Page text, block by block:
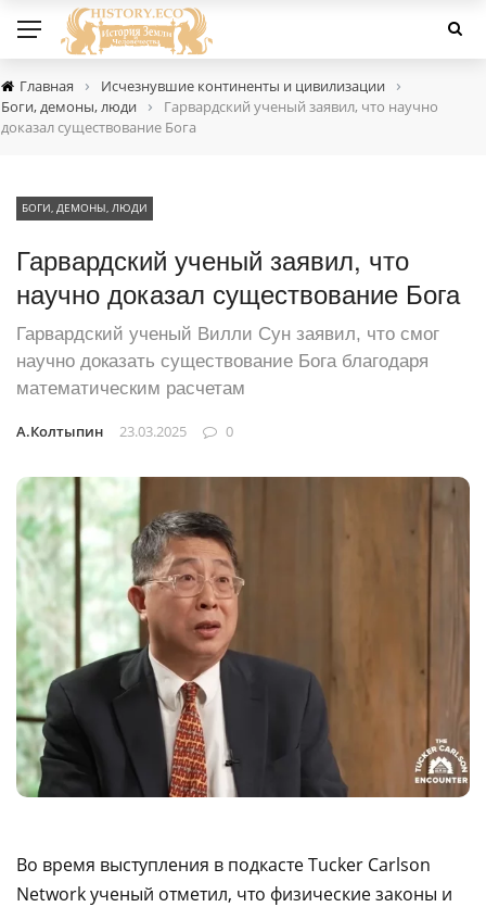
Главная › Исчезнувшие континенты и цивилизации ›
Боги, демоны, люди ›
Гарвардский ученый заявил, что научно
доказал существование Бога
БОГИ, ДЕМОНЫ, ЛЮДИ
Гарвардский ученый заявил, что
научно доказал существование Бога
Гарвардский ученый Вилли Сун заявил, что смог
научно доказать существование Бога благодаря
математическим расчетам
А.Колтыпин 23.03.2025 0
Во время выступления в подкасте Tucker Carlson
Network ученый отметил, что физические законы и